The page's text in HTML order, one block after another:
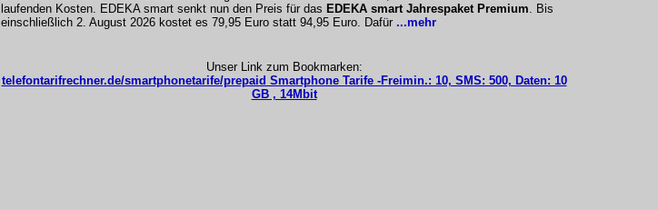
laufenden Kosten. EDEKA smart senkt nun den Preis für das EDEKA smart Jahrespaket Premium. Bis
einschließlich 2. August 2026 kostet es 79,95 Euro statt 94,95 Euro. Dafür ...mehr
Unser Link zum Bookmarken:
telefontarifrechner.de/smartphonetarife/prepaid Smartphone Tarife -Freimin.: 10, SMS: 500, Daten: 10
GB , 14Mbit